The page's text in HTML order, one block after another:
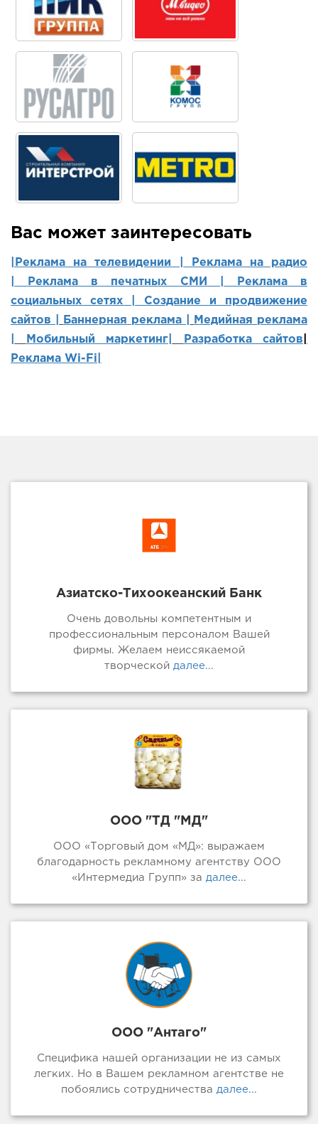
Вас может заинтересовать
|Реклама на телевидении |
Реклама на радио
Реклама в печатных СМИ |
Реклама в
социальных сетях | Создание и продвижение
сайтов
Баннерная реклама |
Медийная реклама
Мобильный маркетинг Разработка сайтов
Реклама Wi-Fi|
Азиатско-Тихоокеанский Банк
Очень довольны компетентным и
профессиональным персоналом Вашей
фирмы. Желаем неиссякаемой
творческой далее...
ООО "ТД "МД"
ООО «Торговый дом «МД»: выражаем
благодарность рекламному агентству ООО
«Интермедиа Групп» за далее...
ООО "Антаго"
Специфика нашей организации не из самых
легких. Но в Вашем рекламном агентстве не
побоялись сотрудничества далее...